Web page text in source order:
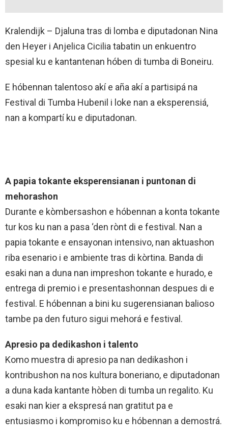
Kralendijk – Djaluna tras di lomba e diputadonan Nina
den Heyer i Anjelica Cicilia tabatin un enkuentro
spesial ku e kantantenan hóben di tumba di Boneiru.
E hóbennan talentoso akí e aña akí a partisipá na
Festival di Tumba Hubenil i loke nan a eksperensiá,
nan a kompartí ku e diputadonan.
A papia tokante eksperensianan i puntonan di
mehorashon
Durante e kòmbersashon e hóbennan a konta tokante
tur kos ku nan a pasa ‘den rònt di e festival. Nan a
papia tokante e ensayonan intensivo, nan aktuashon
riba esenario i e ambiente tras di kòrtina. Banda di
esaki nan a duna nan impreshon tokante e hurado, e
entrega di premio i e presentashonnan despues di e
festival. E hóbennan a bini ku sugerensianan balioso
tambe pa den futuro sigui mehorá e festival.
Apresio pa dedikashon i talento
Komo muestra di apresio pa nan dedikashon i
kontribushon na nos kultura boneriano, e diputadonan
a duna kada kantante hòben di tumba un regalito. Ku
esaki nan kier a ekspresá nan gratitut pa e
entusiasmo i kompromiso ku e hóbennan a demostrá.